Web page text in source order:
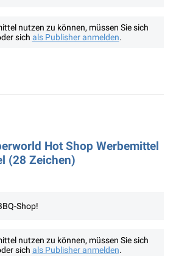
nutzen zu können, müssen Sie sich
sich als Publisher anmelden.
Hot Shop Werbemittel
(28 Zeichen)
Shop!
nutzen zu können, müssen Sie sich
sich als Publisher anmelden.